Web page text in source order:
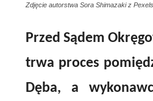
Zdjęcie autorstwa Sora Shimazaki z Pexels
Przed Sądem
trwa proces
Dęba, a